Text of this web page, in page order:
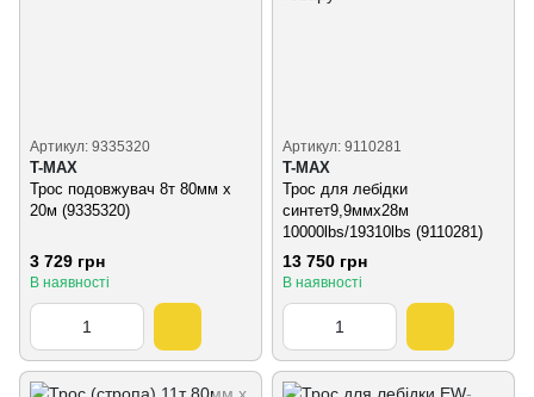
Артикул: 9335320
T-MAX
Трос подовжувач 8т 80мм х
20м (9335320)
3 729 грн
В наявності
Артикул: 9110281
T-MAX
Трос для лебідки
синтет9,9ммх28м
10000lbs/19310lbs (9110281)
13 750 грн
В наявності